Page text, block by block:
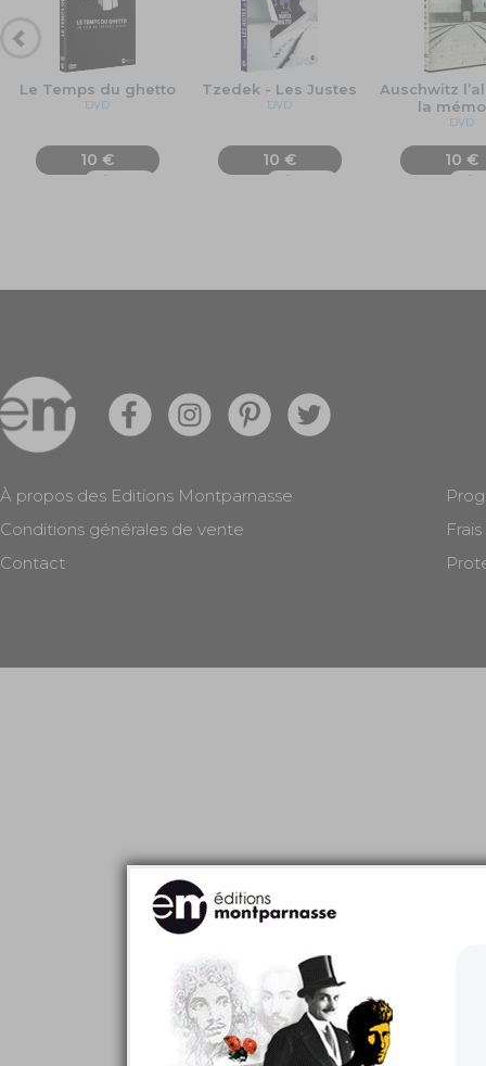
Le Temps du ghetto
DVD
10 €
Ajouter
Tzedek - Les Justes
DVD
10 €
Ajouter
Auschwitz
la
DVD
10 €
À propos des Editions Montparnasse
Conditions générales de vente
Contact